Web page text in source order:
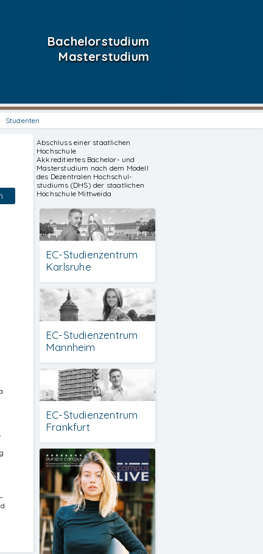
Bachelorstudium
Masterstudium
Studenten
Abschluss einer staatlichen
Hochschule
Akkreditiertes Bachelor- und
Masterstudium nach dem Modell
des Dezentralen Hochschul-
studiums (DHS) der staatlichen
Hochschule Mittweida
EC-Studienzentrum
Karlsruhe
EC-Studienzentrum
Mannheim
EC-Studienzentrum
Frankfurt